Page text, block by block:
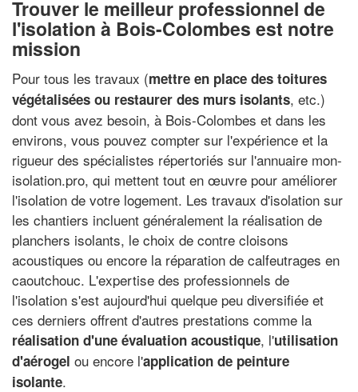
Trouver le meilleur professionnel de
l'isolation à Bois-Colombes est notre
mission
Pour tous les travaux (mettre en place des toitures
végétalisées ou restaurer des murs isolants, etc.)
dont vous avez besoin, à Bois-Colombes et dans les
environs, vous pouvez compter sur l'expérience et la
rigueur des spécialistes répertoriés sur l'annuaire mon-
isolation.pro, qui mettent tout en œuvre pour améliorer
l'isolation de votre logement. Les travaux d'isolation sur
les chantiers incluent généralement la réalisation de
planchers isolants, le choix de contre cloisons
acoustiques ou encore la réparation de calfeutrages en
caoutchouc. L'expertise des professionnels de
l'isolation s'est aujourd'hui quelque peu diversifiée et
ces derniers offrent d'autres prestations comme la
réalisation d'une évaluation acoustique, l'utilisation
d'aérogel ou encore l'application de peinture
isolante.